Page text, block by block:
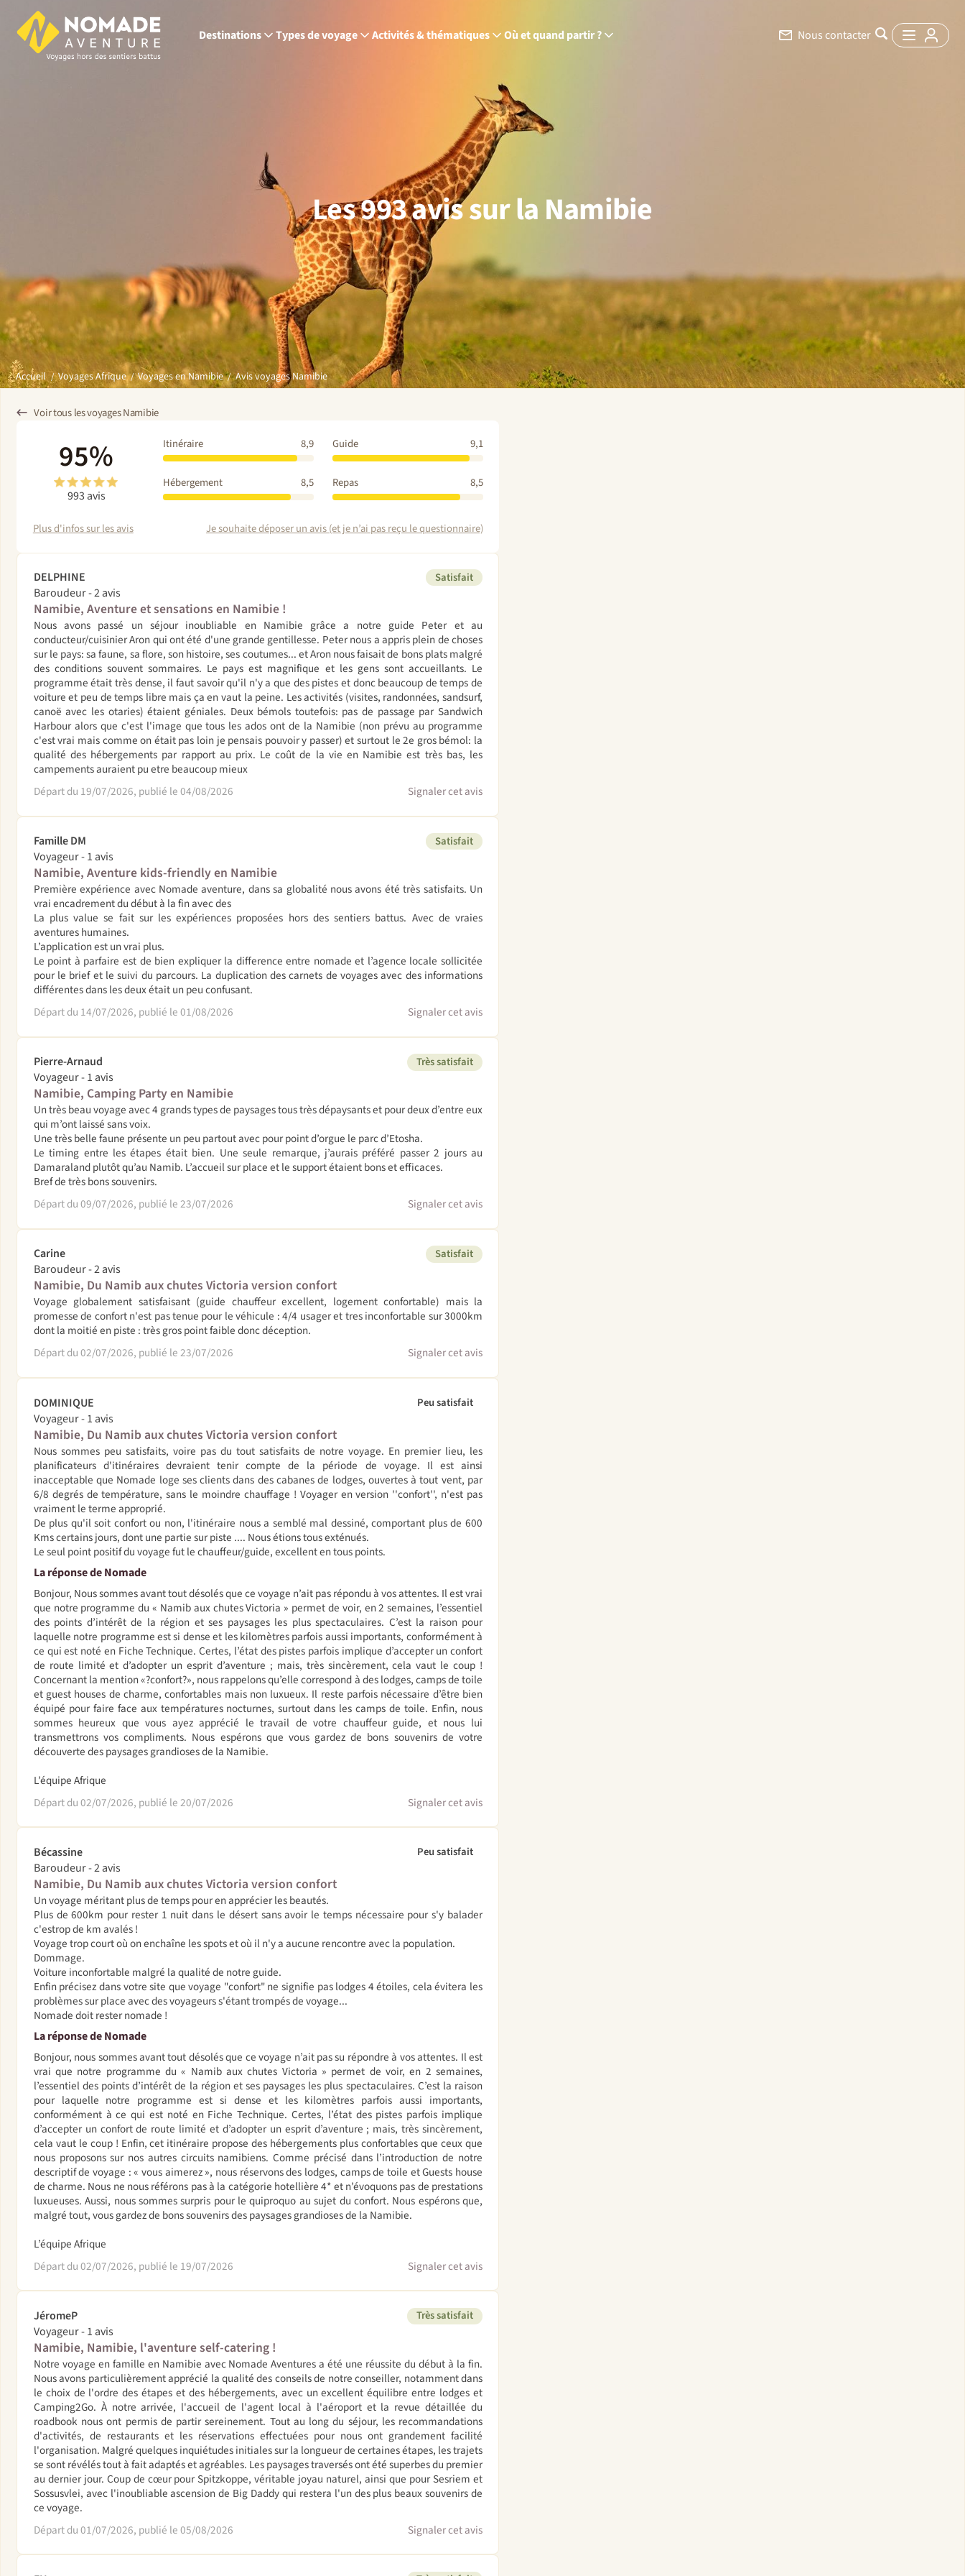
Destinations Types de voyage Activités & thématiques Où et quand partir ? Nous contacter
Les 993 avis sur la Namibie
Accueil Voyages Afrique Voyages en Namibie Avis voyages Namibie
Voir tous les voyages Namibie
95%
993 avis
Itinéraire 8,9 Guide 9,1
Hébergement 8,5 Repas 8,5
Plus d'infos sur les avis Je souhaite déposer un avis (et je n’ai pas reçu le questionnaire)
Satisfait
DELPHINE
Baroudeur - 2 avis
Namibie, Aventure et sensations en Namibie !
Nous avons passé un séjour inoubliable en Namibie grâce a notre guide Peter et au
conducteur/cuisinier Aron qui ont été d'une grande gentillesse. Peter nous a appris plein de choses
sur le pays: sa faune, sa flore, son histoire, ses coutumes... et Aron nous faisait de bons plats malgré
des conditions souvent sommaires. Le pays est magnifique et les gens sont accueillants. Le
programme était très dense, il faut savoir qu'il n'y a que des pistes et donc beaucoup de temps de
voiture et peu de temps libre mais ça en vaut la peine. Les activités (visites, randonnées, sandsurf,
canoë avec les otaries) étaient géniales. Deux bémols toutefois: pas de passage par Sandwich
Harbour alors que c'est l'image que tous les ados ont de la Namibie (non prévu au programme
c'est vrai mais comme on était pas loin je pensais pouvoir y passer) et surtout le 2e gros bémol: la
qualité des hébergements par rapport au prix. Le coût de la vie en Namibie est très bas, les
campements auraient pu etre beaucoup mieux
Départ du 19/07/2026, publié le 04/08/2026
Signaler cet avis
Satisfait
Famille DM
Voyageur - 1 avis
Namibie, Aventure kids-friendly en Namibie
Première expérience avec Nomade aventure, dans sa globalité nous avons été très satisfaits. Un
vrai encadrement du début à la fin avec des
La plus value se fait sur les expériences proposées hors des sentiers battus. Avec de vraies
aventures humaines.
L’application est un vrai plus.
Le point à parfaire est de bien expliquer la difference entre nomade et l’agence locale sollicitée
pour le brief et le suivi du parcours. La duplication des carnets de voyages avec des informations
différentes dans les deux était un peu confusant.
Départ du 14/07/2026, publié le 01/08/2026
Signaler cet avis
Très satisfait
Pierre-Arnaud
Voyageur - 1 avis
Namibie, Camping Party en Namibie
Un très beau voyage avec 4 grands types de paysages tous très dépaysants et pour deux d’entre eux
qui m’ont laissé sans voix.
Une très belle faune présente un peu partout avec pour point d’orgue le parc d’Etosha.
Le timing entre les étapes était bien. Une seule remarque, j’aurais préféré passer 2 jours au
Damaraland plutôt qu’au Namib. L’accueil sur place et le support étaient bons et efficaces.
Bref de très bons souvenirs.
Départ du 09/07/2026, publié le 23/07/2026
Signaler cet avis
Satisfait
Carine
Baroudeur - 2 avis
Namibie, Du Namib aux chutes Victoria version confort
Voyage globalement satisfaisant (guide chauffeur excellent, logement confortable) mais la
promesse de confort n'est pas tenue pour le véhicule : 4/4 usager et tres inconfortable sur 3000km
dont la moitié en piste : très gros point faible donc déception.
Départ du 02/07/2026, publié le 23/07/2026
Signaler cet avis
Peu satisfait
DOMINIQUE
Voyageur - 1 avis
Namibie, Du Namib aux chutes Victoria version confort
Nous sommes peu satisfaits, voire pas du tout satisfaits de notre voyage. En premier lieu, les
planificateurs d'itinéraires devraient tenir compte de la période de voyage. Il est ainsi
inacceptable que Nomade loge ses clients dans des cabanes de lodges, ouvertes à tout vent, par
6/8 degrés de température, sans le moindre chauffage ! Voyager en version ''confort'', n'est pas
vraiment le terme approprié.
De plus qu'il soit confort ou non, l'itinéraire nous a semblé mal dessiné, comportant plus de 600
Kms certains jours, dont une partie sur piste .... Nous étions tous exténués.
Le seul point positif du voyage fut le chauffeur/guide, excellent en tous points.
La réponse de Nomade
Bonjour, Nous sommes avant tout désolés que ce voyage n’ait pas répondu à vos attentes. Il est vrai
que notre programme du « Namib aux chutes Victoria » permet de voir, en 2 semaines, l’essentiel
des points d’intérêt de la région et ses paysages les plus spectaculaires. C’est la raison pour
laquelle notre programme est si dense et les kilomètres parfois aussi importants, conformément à
ce qui est noté en Fiche Technique. Certes, l’état des pistes parfois implique d’accepter un confort
de route limité et d’adopter un esprit d’aventure ; mais, très sincèrement, cela vaut le coup !
Concernant la mention «?confort?», nous rappelons qu’elle correspond à des lodges, camps de toile
et guest houses de charme, confortables mais non luxueux. Il reste parfois nécessaire d’être bien
équipé pour faire face aux températures nocturnes, surtout dans les camps de toile. Enfin, nous
sommes heureux que vous ayez apprécié le travail de votre chauffeur guide, et nous lui
transmettrons vos compliments. Nous espérons que vous gardez de bons souvenirs de votre
découverte des paysages grandioses de la Namibie.
L’équipe Afrique
Départ du 02/07/2026, publié le 20/07/2026
Signaler cet avis
Peu satisfait
Bécassine
Baroudeur - 2 avis
Namibie, Du Namib aux chutes Victoria version confort
Un voyage méritant plus de temps pour en apprécier les beautés.
Plus de 600km pour rester 1 nuit dans le désert sans avoir le temps nécessaire pour s'y balader
c'estrop de km avalés !
Voyage trop court où on enchaîne les spots et où il n'y a aucune rencontre avec la population.
Dommage.
Voiture inconfortable malgré la qualité de notre guide.
Enfin précisez dans votre site que voyage "confort" ne signifie pas lodges 4 étoiles, cela évitera les
problèmes sur place avec des voyageurs s'étant trompés de voyage...
Nomade doit rester nomade !
La réponse de Nomade
Bonjour, nous sommes avant tout désolés que ce voyage n’ait pas su répondre à vos attentes. Il est
vrai que notre programme du « Namib aux chutes Victoria » permet de voir, en 2 semaines,
l’essentiel des points d’intérêt de la région et ses paysages les plus spectaculaires. C’est la raison
pour laquelle notre programme est si dense et les kilomètres parfois aussi importants,
conformément à ce qui est noté en Fiche Technique. Certes, l’état des pistes parfois implique
d’accepter un confort de route limité et d’adopter un esprit d’aventure ; mais, très sincèrement,
cela vaut le coup ! Enfin, cet itinéraire propose des hébergements plus confortables que ceux que
nous proposons sur nos autres circuits namibiens. Comme précisé dans l’introduction de notre
descriptif de voyage : « vous aimerez », nous réservons des lodges, camps de toile et Guests house
de charme. Nous ne nous référons pas à la catégorie hotellière 4* et n’évoquons pas de prestations
luxueuses. Aussi, nous sommes surpris pour le quiproquo au sujet du confort. Nous espérons que,
malgré tout, vous gardez de bons souvenirs des paysages grandioses de la Namibie.
L’équipe Afrique
Départ du 02/07/2026, publié le 19/07/2026
Signaler cet avis
Très satisfait
JéromeP
Voyageur - 1 avis
Namibie, Namibie, l'aventure self-catering !
Notre voyage en famille en Namibie avec Nomade Aventures a été une réussite du début à la fin.
Nous avons particulièrement apprécié la qualité des conseils de notre conseiller, notamment dans
le choix de l'ordre des étapes et des hébergements, avec un excellent équilibre entre lodges et
Camping2Go. À notre arrivée, l'accueil de l'agent local à l'aéroport et la revue détaillée du
roadbook nous ont permis de partir sereinement. Tout au long du séjour, les recommandations
d'activités, de restaurants et les réservations effectuées pour nous ont grandement facilité
l'organisation. Malgré quelques inquiétudes initiales sur la longueur de certaines étapes, les trajets
se sont révélés tout à fait adaptés et agréables. Les paysages traversés ont été superbes du premier
au dernier jour. Coup de cœur pour Spitzkoppe, véritable joyau naturel, ainsi que pour Sesriem et
Sossusvlei, avec l'inoubliable ascension de Big Daddy qui restera l'un des plus beaux souvenirs de
ce voyage.
Départ du 01/07/2026, publié le 05/08/2026
Signaler cet avis